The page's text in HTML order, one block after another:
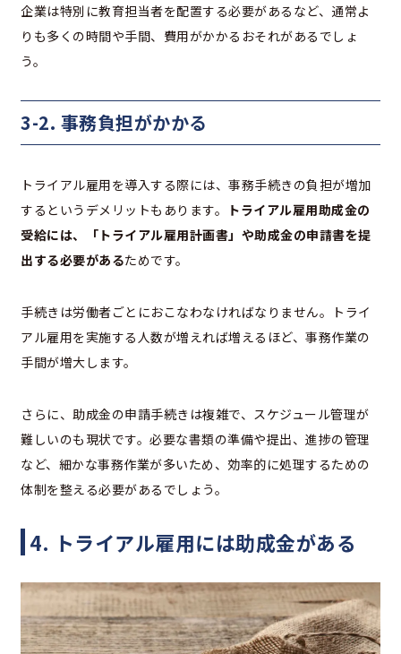
企業は特別に教育担当者を配置する必要があるなど、通常よ
りも多くの時間や手間、費用がかかるおそれがあるでしょ
う。
3-2. 事務負担がかかる
トライアル雇用を導入する際には、事務手続きの負担が増加
するというデメリットもあります。
トライアル雇用助成金の
受給には、「トライアル雇用計画書」や助成金の申請書を提
出する必要があるためです。
手続きは労働者ごとにおこなわなければなりません。​​トライ
アル雇用を実施する人数が増えれば増えるほど、事務作業の
手間が増大します。
さらに、助成金の申請手続きは複雑で、スケジュール管理が
難しいのも現状です。必要な書類の準備や提出、進捗の管理
など、細かな事務作業が多いため、効率的に処理するための
体制を整える必要があるでしょう。
4. トライアル雇用には助成金がある